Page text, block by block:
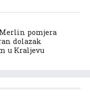
pomjera
dolazak
u Kraljevu